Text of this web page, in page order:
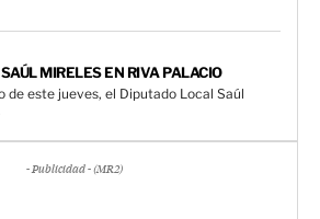
MIRELES EN RIVA PALACIO
de este jueves, el Diputado Local Saúl
- Publicidad - (MR2)